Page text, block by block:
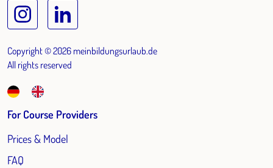
Copyright © 2026 meinbildungsurlaub.de
All rights reserved
For Course Providers
Prices & Model
FAQ